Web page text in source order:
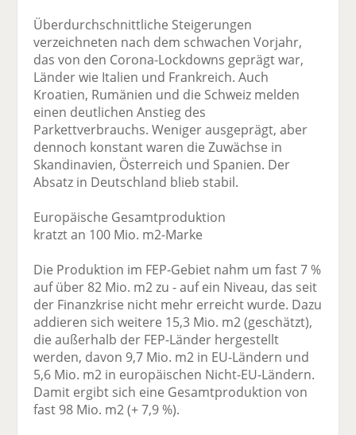
Überdurchschnittliche Steigerungen
verzeichneten nach dem schwachen Vorjahr,
das von den Corona-Lockdowns geprägt war,
Länder wie Italien und Frankreich. Auch
Kroatien, Rumänien und die Schweiz melden
einen deutlichen Anstieg des
Parkettverbrauchs. Weniger ausgeprägt, aber
dennoch konstant waren die Zuwächse in
Skandinavien, Österreich und Spanien. Der
Absatz in Deutschland blieb stabil.
Europäische Gesamtproduktion
kratzt an 100 Mio. m2-Marke
Die Produktion im FEP-Gebiet nahm um fast 7 %
auf über 82 Mio. m2 zu - auf ein Niveau, das seit
der Finanzkrise nicht mehr erreicht wurde. Dazu
addieren sich weitere 15,3 Mio. m2 (geschätzt),
die außerhalb der FEP-Länder hergestellt
werden, davon 9,7 Mio. m2 in EU-Ländern und
5,6 Mio. m2 in europäischen Nicht-EU-Ländern.
Damit ergibt sich eine Gesamtproduktion von
fast 98 Mio. m2 (+ 7,9 %).